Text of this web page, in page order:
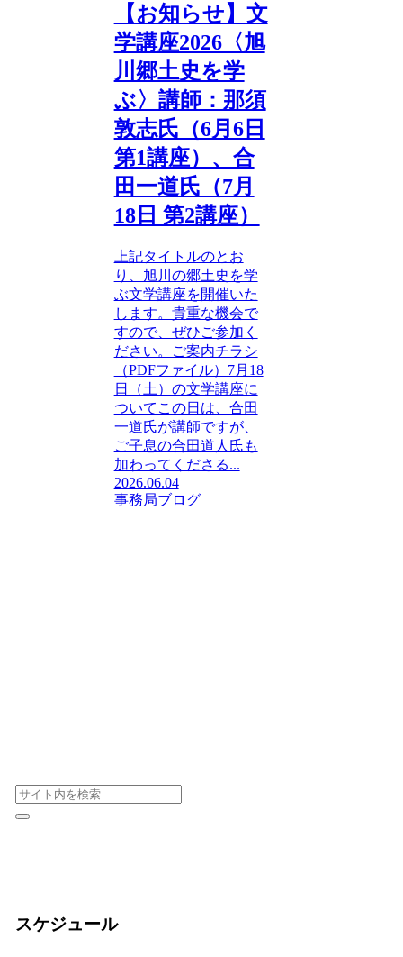
【お知らせ】文
学講座2026〈旭
川郷土史を学
ぶ〉講師：那須
敦志氏（6月6日
第1講座）、合
田一道氏（7月
18日 第2講座）
上記タイトルのとお
り、旭川の郷土史を学
ぶ文学講座を開催いた
します。貴重な機会で
すので、ぜひご参加く
ださい。ご案内チラシ
（PDFファイル）7月18
日（土）の文学講座に
ついてこの日は、合田
一道氏が講師ですが、
ご子息の合田道人氏も
加わってくださる...
2026.06.04
事務局ブログ
スケジュール